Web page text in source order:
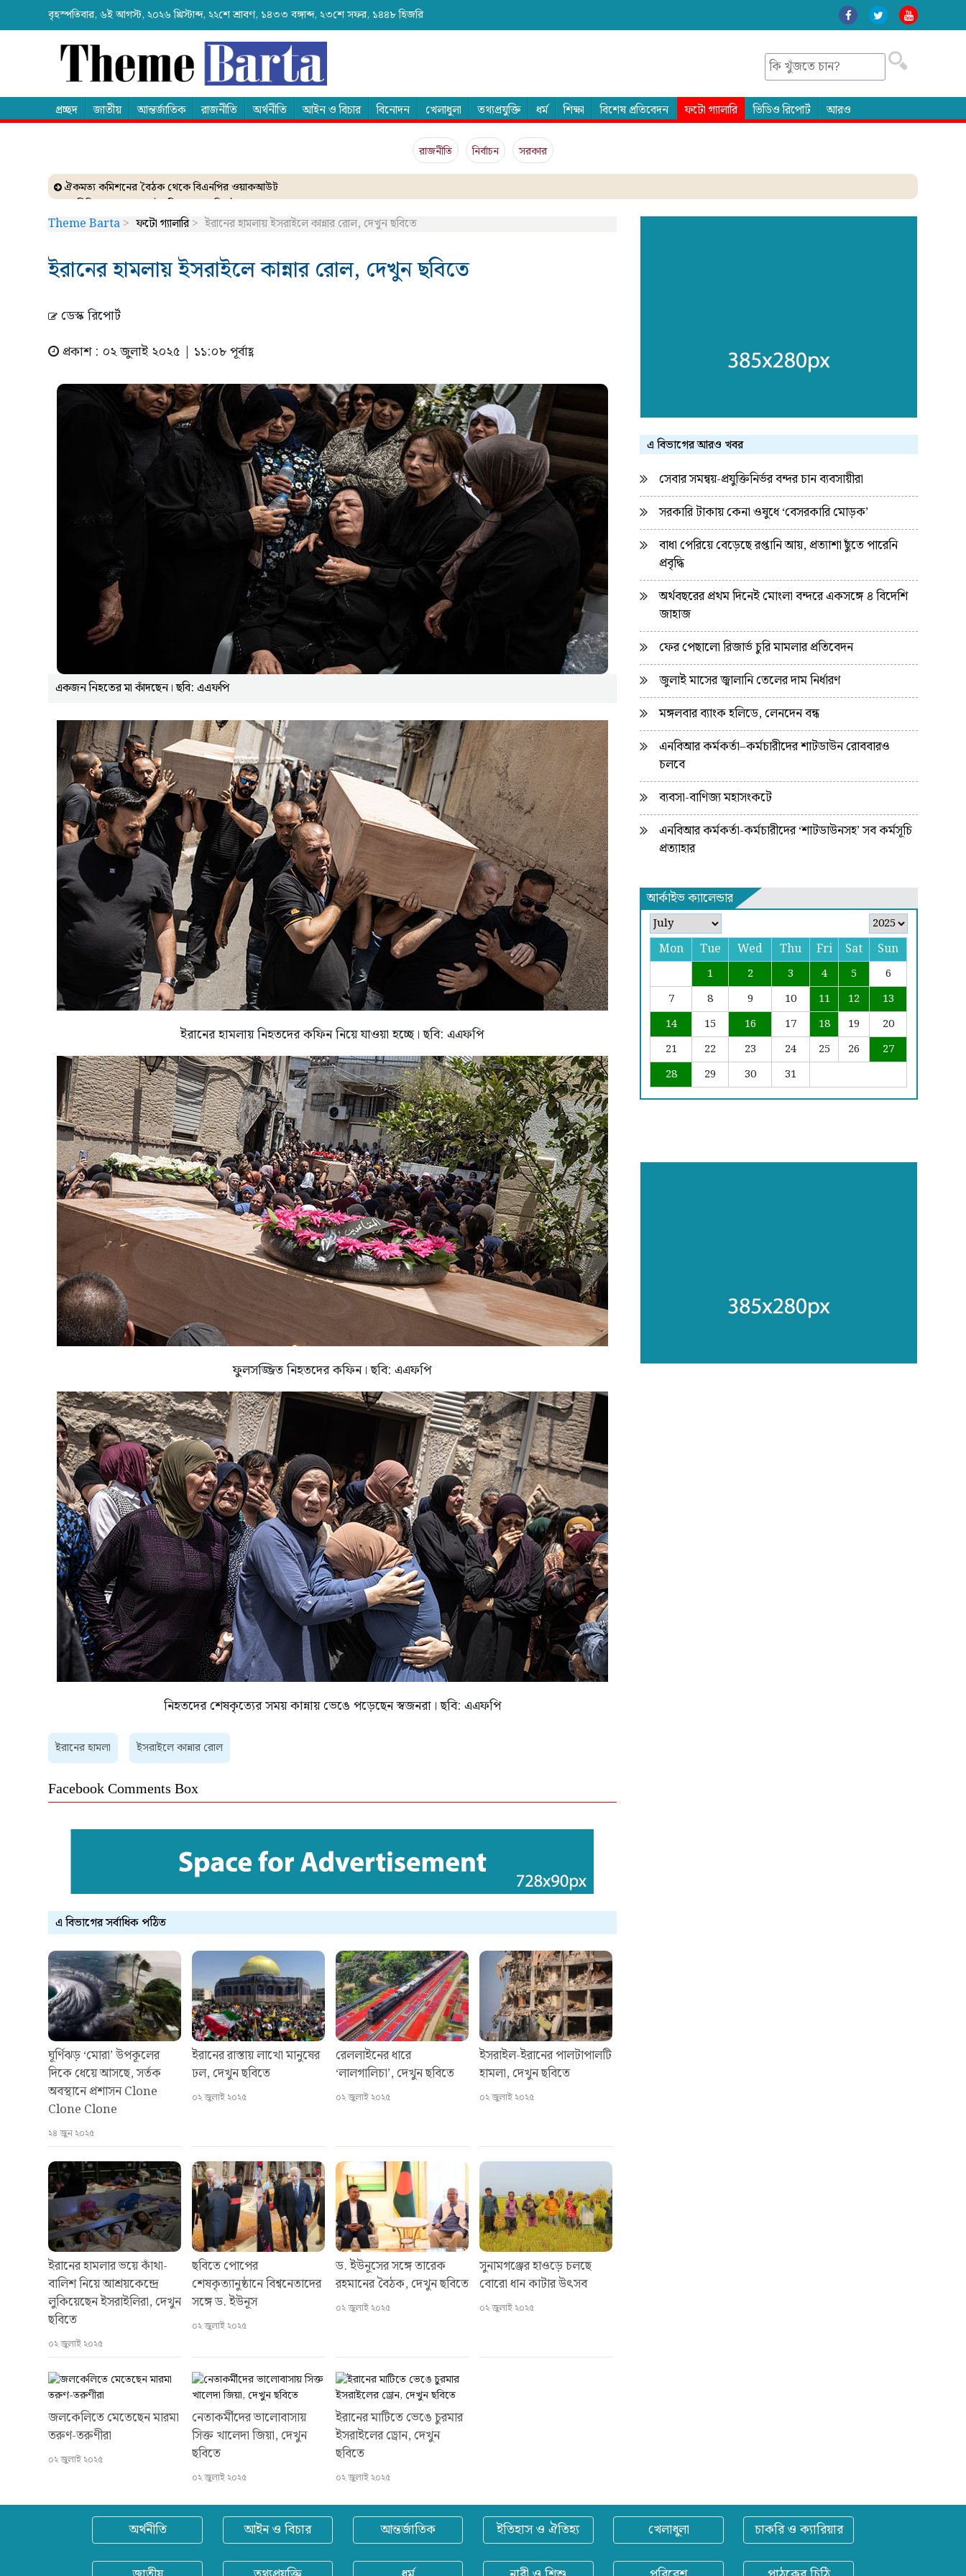
বৃহস্পতিবার, ৬ই আগস্ট, ২০২৬ খ্রিস্টাব্দ, ২২শে শ্রাবণ, ১৪৩৩ বঙ্গাব্দ, ২৩শে সফর, ১৪৪৮ হিজরি
প্রচ্ছদ জাতীয় আন্তর্জাতিক রাজনীতি অর্থনীতি আইন ও বিচার বিনোদন খেলাধুলা তথ্যপ্রযুক্তি ধর্ম শিক্ষা বিশেষ প্রতিবেদন ফটো গ্যালারি ভিডিও রিপোর্ট আরও
রাজনীতি নির্বাচন সরকার
ঐকমত্য কমিশনের বৈঠক থেকে বিএনপির ওয়াকআউট
এনসিপির সমাবেশে ছোটাছুটি, ড্রোনকে মিসাইল ভেবে গুজব
ব্যাংকে তাণ্ডব চালালো এক আওয়ামী লীগ নেতা!
নেত্রকোনায় গিয়ে বাবরের উপর ক্ষোভ ঝাড়লেন নাসির
Theme Barta > ফটো গ্যালারি> ইরানের হামলায় ইসরাইলে কান্নার রোল, দেখুন ছবিতে
ইরানের হামলায় ইসরাইলে কান্নার রোল, দেখুন ছবিতে
ডেস্ক রিপোর্ট
প্রকাশ : ০২ জুলাই ২০২৫ | ১১:০৮ পূর্বাহ্ণ
একজন নিহতের মা কাঁদছেন। ছবি: এএফপি
ইরানের হামলায় নিহতদের কফিন নিয়ে যাওয়া হচ্ছে। ছবি: এএফপি
ফুলসজ্জিত নিহতদের কফিন। ছবি: এএফপি
নিহতদের শেষকৃত্যের সময় কান্নায় ভেঙে পড়েছেন স্বজনরা। ছবি: এএফপি
ইরানের হামলা ইসরাইলে কান্নার রোল
Facebook Comments Box
এ বিভাগের সর্বাধিক পঠিত
ঘূর্ণিঝড় ‘মোরা’ উপকূলের
দিকে ধেয়ে আসছে, সর্তক
অবস্থানে প্রশাসন Clone
Clone Clone
২৪ জুন ২০২৫
ইরানের রাস্তায় লাখো মানুষের
ঢল, দেখুন ছবিতে
০২ জুলাই ২০২৫
রেললাইনের ধারে
‘লালগালিচা’, দেখুন ছবিতে
০২ জুলাই ২০২৫
ইসরাইল-ইরানের পালটাপালটি
হামলা, দেখুন ছবিতে
০২ জুলাই ২০২৫
ইরানের হামলার ভয়ে কাঁথা-
বালিশ নিয়ে আশ্রয়কেন্দ্রে
লুকিয়েছেন ইসরাইলিরা, দেখুন
ছবিতে
০২ জুলাই ২০২৫
ছবিতে পোপের
শেষকৃত্যানুষ্ঠানে বিশ্বনেতাদের
সঙ্গে ড. ইউনূস
০২ জুলাই ২০২৫
ড. ইউনূসের সঙ্গে তারেক
রহমানের বৈঠক, দেখুন ছবিতে
০২ জুলাই ২০২৫
সুনামগঞ্জের হাওড়ে চলছে
বোরো ধান কাটার উৎসব
০২ জুলাই ২০২৫
জলকেলিতে মেতেছেন মারমা
তরুণ-তরুণীরা
০২ জুলাই ২০২৫
নেতাকর্মীদের ভালোবাসায়
সিক্ত খালেদা জিয়া, দেখুন
ছবিতে
০২ জুলাই ২০২৫
ইরানের মাটিতে ভেঙে চুরমার
ইসরাইলের ড্রোন, দেখুন
ছবিতে
০২ জুলাই ২০২৫
এ বিভাগের আরও খবর
সেবার সমন্বয়-প্রযুক্তিনির্ভর বন্দর চান ব্যবসায়ীরা
সরকারি টাকায় কেনা ওষুধে ‘বেসরকারি মোড়ক’
বাধা পেরিয়ে বেড়েছে রপ্তানি আয়, প্রত্যাশা ছুঁতে পারেনি
প্রবৃদ্ধি
অর্থবছরের প্রথম দিনেই মোংলা বন্দরে একসঙ্গে ৪ বিদেশি
জাহাজ
ফের পেছালো রিজার্ভ চুরি মামলার প্রতিবেদন
জুলাই মাসের জ্বালানি তেলের দাম নির্ধারণ
মঙ্গলবার ব্যাংক হলিডে, লেনদেন বন্ধ
এনবিআর কর্মকর্তা–কর্মচারীদের শাটডাউন রোববারও
চলবে
ব্যবসা-বাণিজ্য মহাসংকটে
এনবিআর কর্মকর্তা-কর্মচারীদের ‘শাটডাউনসহ’ সব কর্মসূচি
প্রত্যাহার
আর্কাইভ ক্যালেন্ডার
Mon Tue Wed Thu Fri Sat Sun
1 2 3 4 5
6
7
8 9 10 11 12
13
14
15 16 17 18 19
20
21
22 23 24 25 26
27
28
29 30 31
অর্থনীতি আইন ও বিচার আন্তর্জাতিক ইতিহাস ও ঐতিহ্য খেলাধুলা চাকরি ও ক্যারিয়ার